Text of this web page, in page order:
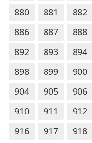
880
881 882
886
887 888
892
893 894
898
899 900
904
905 906
910
911 912
916
917 918